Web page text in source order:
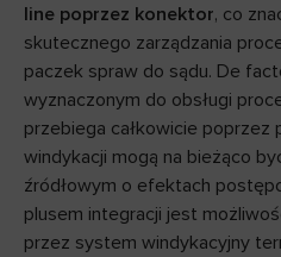
line poprzez konektor, co
skutecznego zarządzania
paczek spraw do sądu. De
wyznaczonym do obsługi
przebiega całkowicie poprzez
windykacji mogą na bieżąco
źródłowym o efektach
plusem integracji jest
przez system windykacyjny